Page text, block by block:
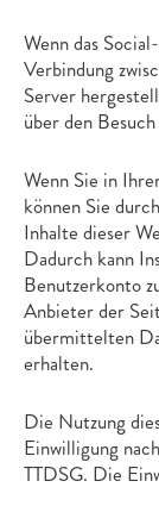
Wenn das
Verbindung
Server
über den
Wenn Sie in
können Sie
Inhalte dieser
Dadurch kann
Benutzerkonto
Anbieter der
übermittelten
erhalten.
Die Nutzung
Einwilligung
TTDSG. Die